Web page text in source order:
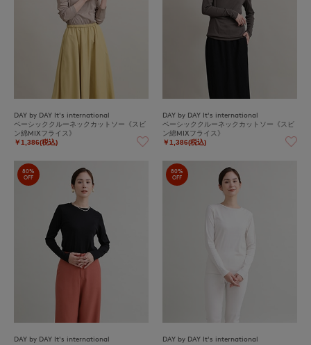
DAY by DAY It's international
ベーシッククルーネックカットソー《スビ
ン綿MIXフライス》
￥1,386(税込)
DAY by DAY It's international
ベーシッククルーネックカットソー《スビ
ン綿MIXフライス》
￥1,386(税込)
80%
OFF
DAY by DAY It's international
80%
OFF
DAY by DAY It's international